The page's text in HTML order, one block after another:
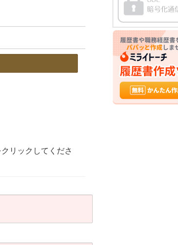
リックしてくださ